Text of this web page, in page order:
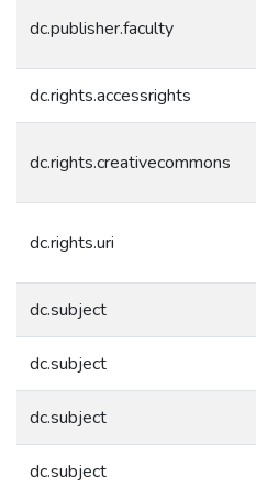
dc.publisher.faculty
dc.rights.accessrights
dc.rights.creativecommons
dc.rights.uri
dc.subject
dc.subject
dc.subject
dc.subject